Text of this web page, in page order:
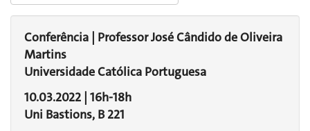
Conferência | Professor José Cândido de Oliveira
Martins
Universidade Católica Portuguesa
10.03.2022 | 16h-18h
Uni Bastions, B 221